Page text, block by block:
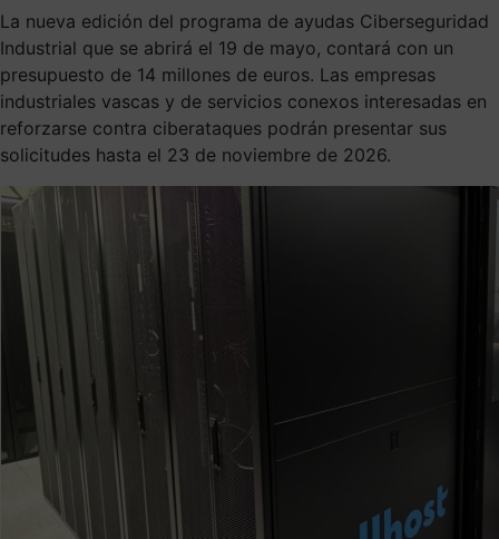
La nueva edición del programa de ayudas Ciberseguridad
Industrial que se abrirá el 19 de mayo, contará con un
presupuesto de 14 millones de euros. Las empresas
industriales vascas y de servicios conexos interesadas en
reforzarse contra ciberataques podrán presentar sus
solicitudes hasta el 23 de noviembre de 2026.